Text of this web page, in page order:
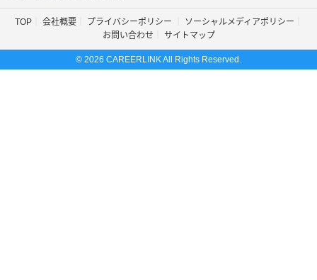
TOP 会社概要 プライバシーポリシー
ソーシャルメディアポリシー
お問い合わせ
サイトマップ
© 2026 CAREERLINK All Rights Reserved.